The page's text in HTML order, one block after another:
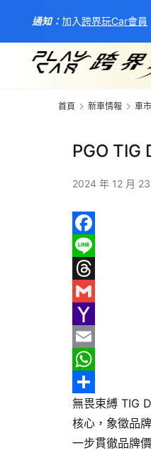
首頁 新車情報 車
PGO TIG
2024 年 12 月
F
a
c
b
o
o
k
L
e
T
r
e
a
d
s
G
m
a
l
Y
a
h
o
o
E
m
a
i
W
h
a
分
享
無畏束縛 TIG
核心，象徵品
一步貫徹品牌
通知：加入 跨界玩Car會員